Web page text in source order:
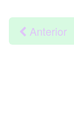
Anterior